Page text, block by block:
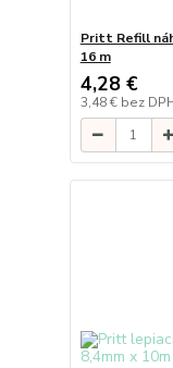
Pritt Refill
16 m
4,28 €
3,48 € bez